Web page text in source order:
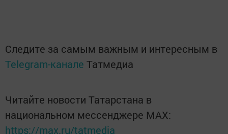
Следите за самым важным и интересным в
Telegram-канале Татмедиа
Читайте новости Татарстана в
национальном мессенджере MАХ:
https://max.ru/tatmedia